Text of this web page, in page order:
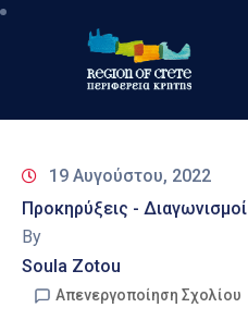
Περιφέρεια
&
Δράσεις
Ψηφιακές
19 Αυγούστου, 2022
Προκηρύξεις - Διαγωνισμοί
By
Soula Zotou
Απενεργοποίηση Σχολίου